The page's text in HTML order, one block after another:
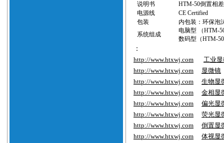
说明书
HTM-50倒置相
电源线
CE Certified
包装
内包装：环保泡
系统组成
电脑型
（HTM-
数码型 （HTM-
：
http://www.htxwj.com
工业
http://www.htxwj.com
显微镜
http://www.htxwj.com
生物显
http://www.htxwj.com
金相显
http://www.htxwj.com
偏光显
http://www.htxwj.com
荧光显
http://www.htxwj.com
倒置显
http://www.htxwj.com
体视显